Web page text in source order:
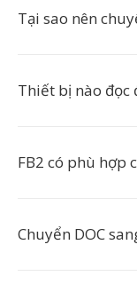
Tại sao nên
Thiết bị nào đọc
FB2 có phù hợp
Chuyển DOC